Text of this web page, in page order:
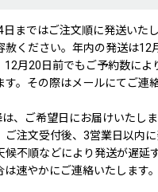
まではご注文順に発送いた
赦ください。年内の発送は12
12月20日前でもご予約数によ
す。その際はメールにてご連
、ご希望日にお届けいたし
ご注文受付後、3営業日以内
候不順などにより発送が遅延
速やかにご連絡いたします。